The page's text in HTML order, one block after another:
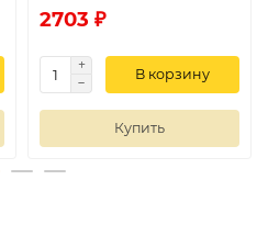
2703 ₽
В корзину
Купить